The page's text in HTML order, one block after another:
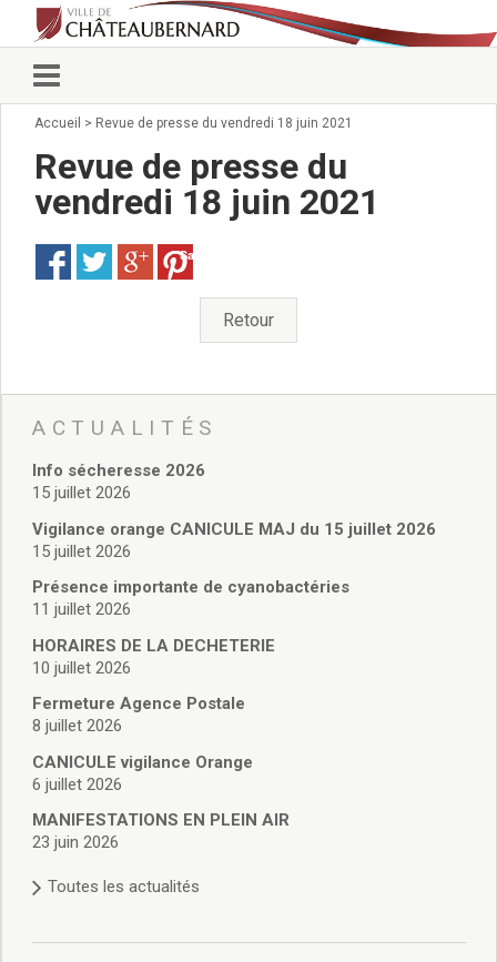
Vie municipale
Conseillers municipaux
Commissions 2026
Arrêtés du Maire
Services municipaux
Pour venir nous voir
administratives
Services Techniques
Affaires Scolaires
Vie associative
Police Municipale/règlementation
Cimetière/réglementation funéraire
Services en ligne
Licences boissons
Cadastre
Actes d’état civil
Budget de Fonctionnement
Budget d’Investissement
Conseils municipaux
Règlement du conseil municipal
Délibérations 2025
Accueil > Revue de presse du vendredi 18 juin 2021
Revue de presse du
vendredi 18 juin 2021
Save
Retour
ACTUALITÉS
Info sécheresse 2026
15 juillet 2026
Vigilance orange CANICULE MAJ du 15 juillet 2026
15 juillet 2026
Présence importante de cyanobactéries
11 juillet 2026
HORAIRES DE LA DECHETERIE
10 juillet 2026
Fermeture Agence Postale
8 juillet 2026
CANICULE vigilance Orange
6 juillet 2026
MANIFESTATIONS EN PLEIN AIR
23 juin 2026
Toutes les actualités